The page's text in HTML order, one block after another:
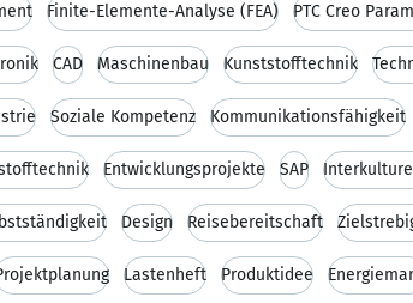
Finite-Elemente-Analyse (FEA) PTC Creo
CAD Maschinenbau Kunststofftechnik
Soziale Kompetenz Kommunikationsfähigkeit
Entwicklungsprojekte SAP
Design Reisebereitschaft
Lastenheft Produktidee